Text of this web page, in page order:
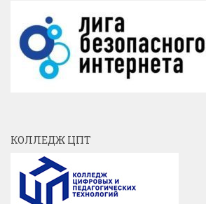
КОЛЛЕДЖ ЦПТ